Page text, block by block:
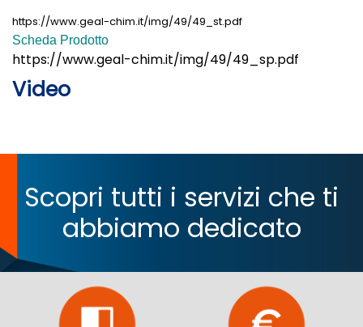
https://www.geal-chim.it/img/49/49_st.pdf
Scheda Prodotto
https://www.geal-chim.it/img/49/49_sp.pdf
Video
Scopri tutti i servizi che ti
abbiamo dedicato